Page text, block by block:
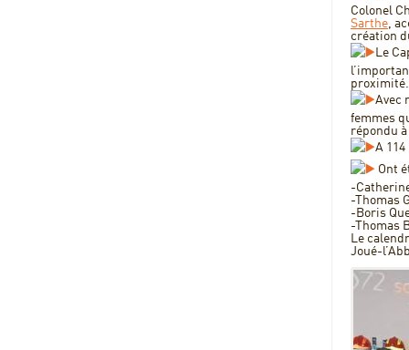
Colonel
Sarthe,
création
Le
proximité.
Avec
femmes
répondu
A
Ont
-
-Thomas
-Boris
-Thomas
Le
Joué-